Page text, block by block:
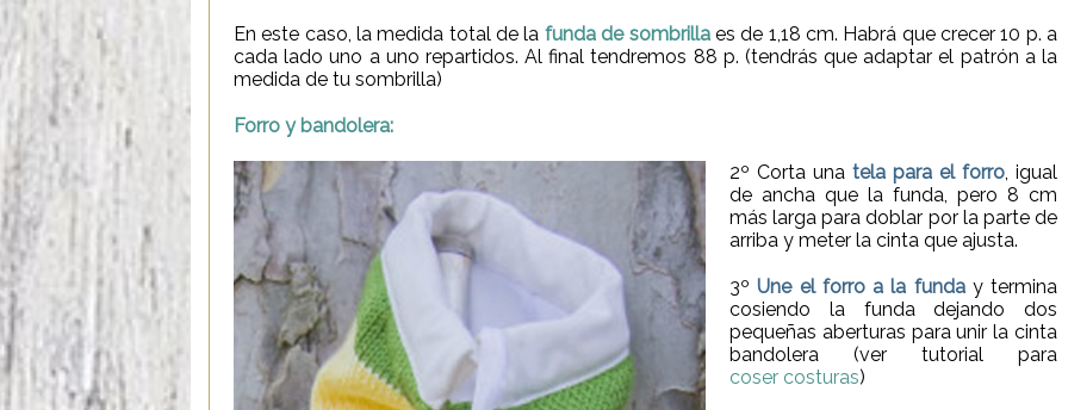
En este caso, la medida total de la funda de sombrillaes de 1,18 cm. Habrá que crecer 10 p. a
cada lado uno a uno repartidos. Al final tendremos 88 p. (tendrás que adaptar el patrón a la
medida de tu sombrilla)
Forro y bandolera:
2º Corta una tela para el forro, igual
de ancha que la funda, pero 8 cm
más larga para doblar por la parte de
arriba y meter la cinta que ajusta.
3º Une el forro a la funday termina
cosiendo la funda dejando dos
pequeñas aberturas para unir la cinta
bandolera (ver tutorial para
coser costuras)